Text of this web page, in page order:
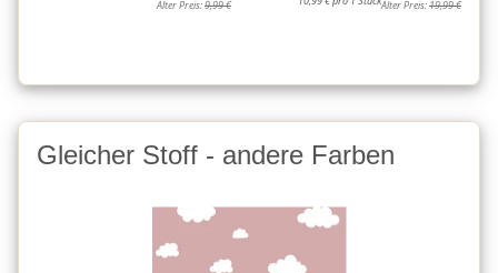
Alter Preis:9,99 € Alter Preis:19,99 €
Gleicher Stoff - andere Farben